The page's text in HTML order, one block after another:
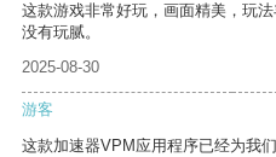
这款游戏非常好玩，画面精美，玩
没有玩腻。
2025-08-30
游客
这款加速器VPM应用程序已经为我